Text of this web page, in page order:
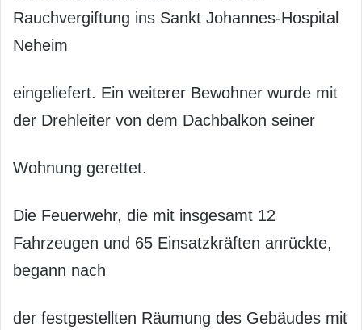
Rauchvergiftung ins Sankt Johannes-Hospital
Neheim
eingeliefert. Ein weiterer Bewohner wurde mit
der Drehleiter von dem Dachbalkon seiner
Wohnung gerettet.
Die Feuerwehr, die mit insgesamt 12
Fahrzeugen und 65 Einsatzkräften anrückte,
begann nach
der festgestellten Räumung des Gebäudes mit